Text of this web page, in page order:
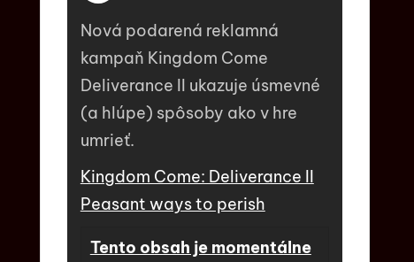
Nová podarená reklamná
kampaň Kingdom Come
Deliverance II ukazuje úsmevné
(a hlúpe) spôsoby ako v hre
umrieť.
Kingdom Come: Deliverance II
Peasant ways to perish
Tento obsah je momentálne